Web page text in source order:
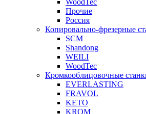
WoodTec
Прочие
Россия
Копировально-фрезерные
SCM
Shandong
WEILI
WoodTec
Кромкооблицовочные
EVERLASTING
FRAVOL
KETO
KROM